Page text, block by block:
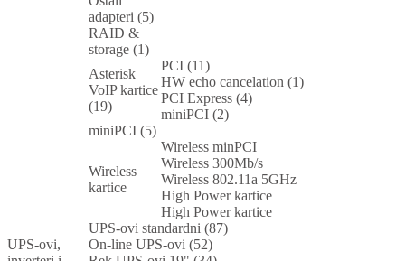
adapteri (5)
RAID &
storage (1)
Asterisk
VoIP kartice
(19)
PCI (11)
HW echo cancelation (1)
PCI Express (4)
miniPCI (2)
miniPCI (5)
Wireless
kartice
Wireless minPCI
Wireless 300Mb/s
Wireless 802.11a 5GHz
High Power kartice
High Power kartice
UPS-ovi,
UPS-ovi standardni (87)
On-line UPS-ovi (52)